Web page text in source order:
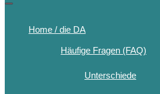
Home / die DA
Häufige Fragen (FAQ)
Unterschiede